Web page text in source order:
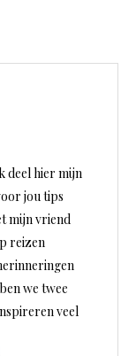
deel hier mijn
jou tips
mijn vriend
reizen
we twee
veel